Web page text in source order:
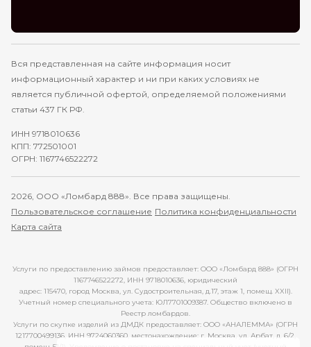
Вся представленная на сайте информация носит
информационный характер и ни при каких условиях не
является публичной офертой, определяемой положениями
статьи 437 ГК РФ.
ИНН 9718010636
КПП: 772501001
ОГРН: 1167746522272
2026, ООО «Ломбард 888». Все права защищены.
Пользовательское соглашение Политика конфиденциальности
Карта сайта
Услуги по предоставлению займов предоставляет: ООО «Ломбард 888» (ОГРН
1167746522272, ИНН 9718010636, юридический
адрес: 115470, город Москва, ул. Судостроительная, д.17, этаж 1, помещ. XXII).
Учетный номер специального учета: ЮЛ7701009387. Общество включено в
Реестр ломбардов.
Услуги по скупке изделий из ДМДК предоставляет: ООО «АНАЛЕММА» (ОГРН
1217700499136, ИНН 9724060360, местонахождение: г. Москва, ул. Арбат, д. 6/2,